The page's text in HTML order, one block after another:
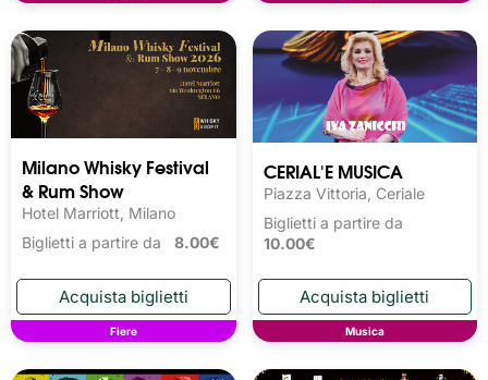
Milano Whisky Festival
& Rum Show
Hotel Marriott, Milano
Biglietti a partire da 8.00€
Fiere
CERIAL'E MUSICA
Piazza Vittoria, Ceriale
Biglietti a partire da
10.00€
Musica